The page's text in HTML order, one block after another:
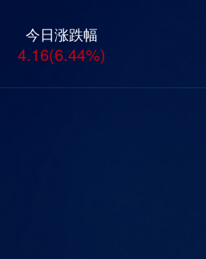
今日涨跌幅
4.16(6.44%)